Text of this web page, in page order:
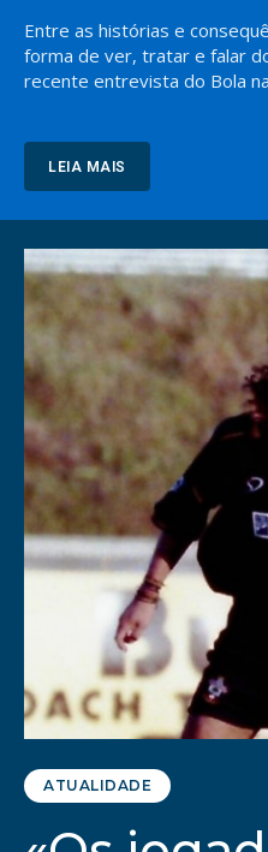
Entre as histórias e
forma de ver, tratar e falar
recente entrevista do Bola
LEIA MAIS
ATUALIDADE